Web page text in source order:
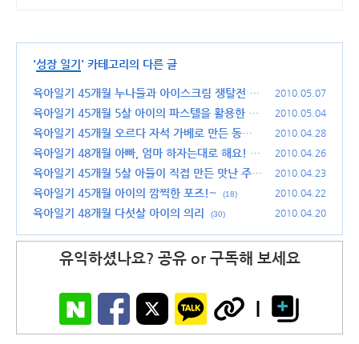
'성장 일기 ' 카테고리의 다른 글
육아일기 45개월 누나들과 아이스크림 쟁탈전
(3
4)
2010.05.07
육아일기 45개월 5살 아이의 파스텔을 활용한 그
림 작품
(24)
2010.05.04
육아일기 45개월 오르다 자석 가베로 만든 동물
모형들
(20)
2010.04.28
육아일기 48개월 아빠, 엄마 하자는대로 해요!
(2
4)
2010.04.26
육아일기 45개월 5살 아들이 직접 만든 맛난 주먹
밥
(28)
2010.04.23
육아일기 45개월 아이의 깜찍한 포즈!~ (18) 2010.04.22
육아일기 48개월 다섯살 아이의 의리 (30) 2010.04.20
유익하셨나요? 공유 or 구독해 보세요